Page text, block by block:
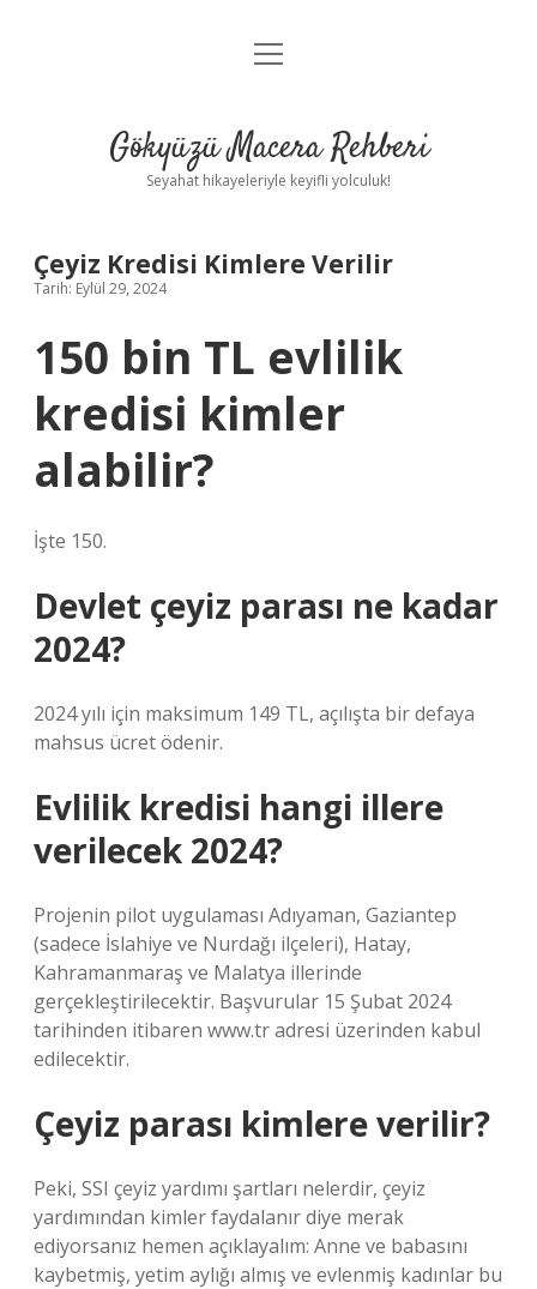
Anasayfa
Yasal Uyarı
menüyü
Gökyüzü Macera Rehberi
Seyahat hikayeleriyle keyifli yolculuk!
Çeyiz Kredisi Kimlere Verilir
Tarih: Eylül 29, 2024
150 bin TL evlilik
kredisi kimler
alabilir?
İşte 150.
Devlet çeyiz parası ne kadar
2024?
2024 yılı için maksimum 149 TL, açılışta bir defaya
mahsus ücret ödenir.
Evlilik kredisi hangi illere
verilecek 2024?
Projenin pilot uygulaması Adıyaman, Gaziantep
(sadece İslahiye ve Nurdağı ilçeleri), Hatay,
Kahramanmaraş ve Malatya illerinde
gerçekleştirilecektir. Başvurular 15 Şubat 2024
tarihinden itibaren www.tr adresi üzerinden kabul
edilecektir.
Çeyiz parası kimlere verilir?
Peki, SSI çeyiz yardımı şartları nelerdir, çeyiz
yardımından kimler faydalanır diye merak
ediyorsanız hemen açıklayalım: Anne ve babasını
kaybetmiş, yetim aylığı almış ve evlenmiş kadınlar bu